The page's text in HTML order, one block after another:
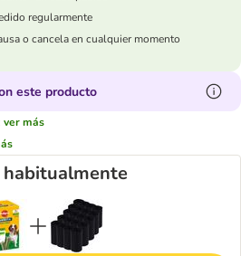
regularmente
o cancela en cualquier momento
este producto
ver más